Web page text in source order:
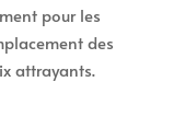
pour les
des
attrayants.